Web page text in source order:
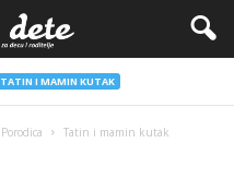
TATIN I MAMIN KUTAK
Porodica Tatin i mamin kutak